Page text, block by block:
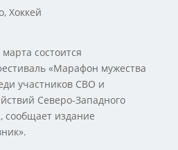
, Хоккей
состоится
«Марафон мужества
участников СВО и
Северо-Западного
сообщает издание